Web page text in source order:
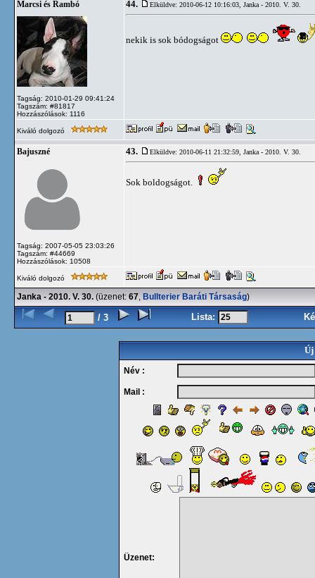
Marcsi és Rambó
Tagság: 2010-01-29 09:41:24
Tagszám: #81817
Hozzászólások: 1116
44. Elküldve: 2010-06-12 10:16:03, Janka - 2010. V. 30.
nekik is sok bódogságot
Kiváló dolgozó
Bajuszné
Tagság: 2007-05-05 23:03:26
Tagszám: #44669
Hozzászólások: 10508
43. Elküldve: 2010-06-11 21:32:59, Janka - 2010. V. 30.
Sok boldogságot.
Kiváló dolgozó
Janka - 2010. V. 30. (üzenet: 67, Bullterier Baráti Társaság)
/ 3 Lista:
Új
Név :
Mail :
Üzenet: